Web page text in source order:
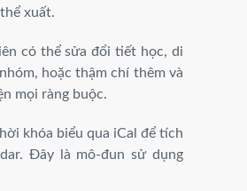
xuất.
có thể sửa đổi tiết học, di
hoặc thậm chí thêm và
mọi ràng buộc.
khóa biểu qua iCal để tích
Đây là mô-đun sử dụng